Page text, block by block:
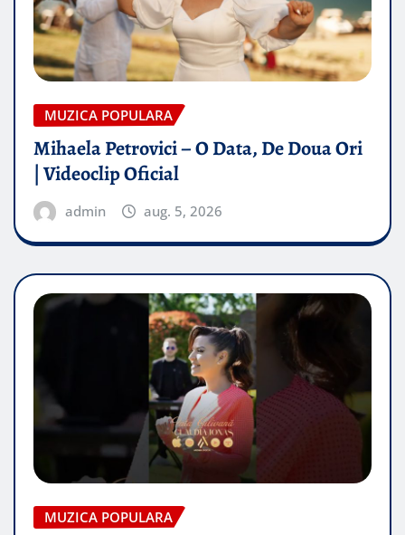
MUZICA POPULARA
Mihaela Petrovici – O Data, De Doua Ori
| Videoclip Oficial
admin aug. 5, 2026
MUZICA POPULARA